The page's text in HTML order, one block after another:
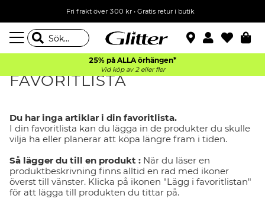
Fri frakt över 300 kr• Gratis retur i butik
25% på ALLA örhängen*
Vid köp av 2 eller fler
FAVORITLISTA
Du har inga artiklar i din favoritlista.
I din favoritlista kan du lägga in de produkter du skulle
vilja ha eller planerar att köpa längre fram i tiden.
Så lägger du till en produkt : När du läser en
produktbeskrivning finns alltid en rad med ikoner
överst till vänster. Klicka på ikonen "Lägg i favoritlistan"
för att lägga till produkten du tittar på.